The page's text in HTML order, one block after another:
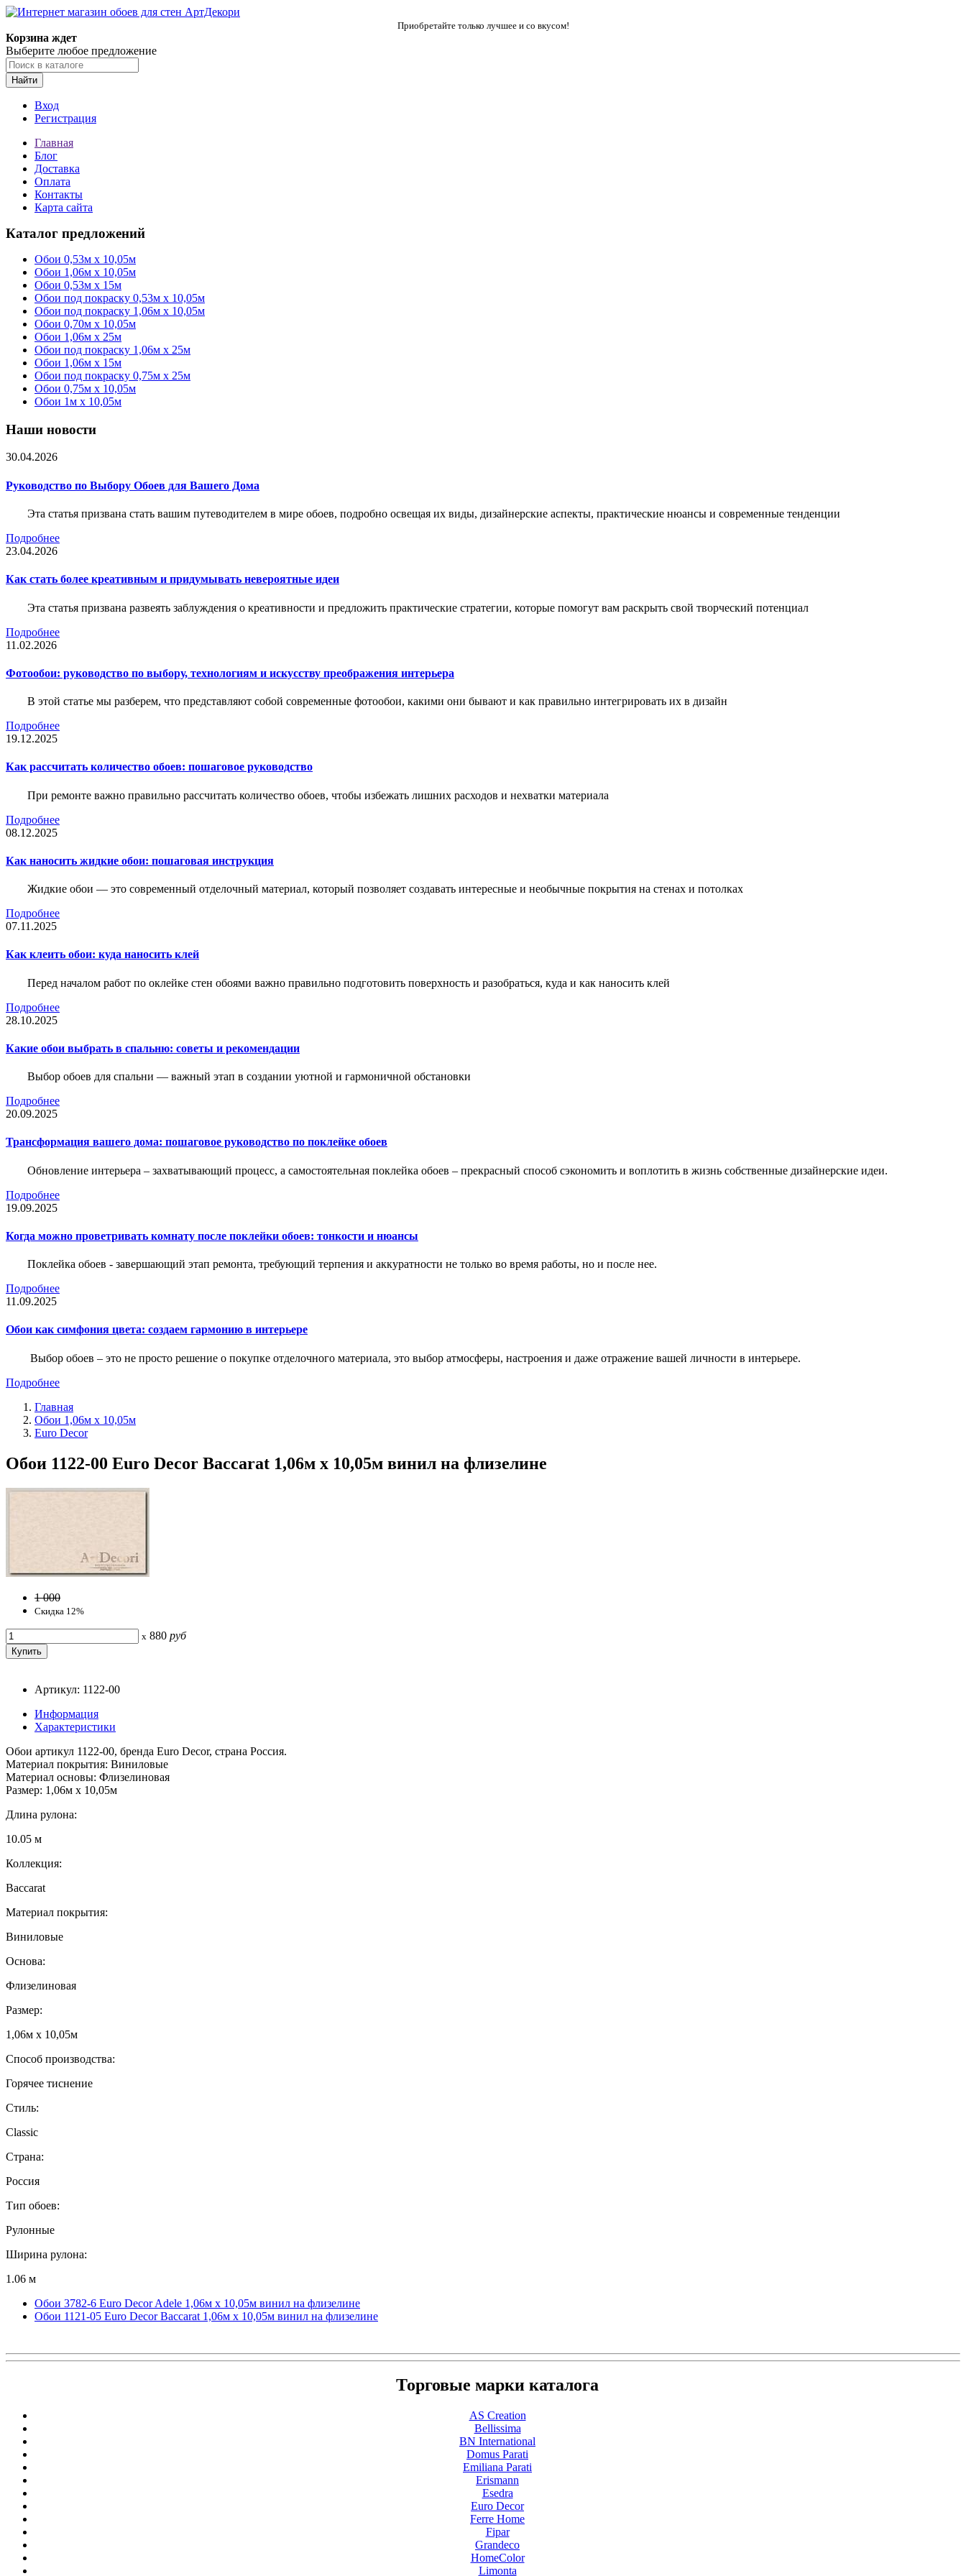
Приобретайте только лучшее и со вкусом!
Корзина ждет
Выберите любое предложение
Найти
Вход
Регистрация
Главная
Блог
Доставка
Оплата
Контакты
Карта сайта
Каталог предложений
Обои 0,53м x 10,05м
Обои 1,06м х 10,05м
Обои 0,53м x 15м
Обои под покраску 0,53м x 10,05м
Обои под покраску 1,06м х 10,05м
Обои 0,70м x 10,05м
Обои 1,06м x 25м
Обои под покраску 1,06м x 25м
Обои 1,06м x 15м
Обои под покраску 0,75м x 25м
Обои 0,75м x 10,05м
Обои 1м х 10,05м
Наши новости
30.04.2026
Руководство по Выбору Обоев для Вашего Дома
Эта статья призвана стать вашим путеводителем в мире обоев, подробно освещая их виды, дизайнерские аспекты, практические нюансы и современные тенденции
Подробнее
23.04.2026
Как стать более креативным и придумывать невероятные идеи
Эта статья призвана развеять заблуждения о креативности и предложить практические стратегии, которые помогут вам раскрыть свой творческий потенциал
Подробнее
11.02.2026
Фотообои: руководство по выбору, технологиям и искусству преображения интерьера
В этой статье мы разберем, что представляют собой современные фотообои, какими они бывают и как правильно интегрировать их в дизайн
Подробнее
19.12.2025
Как рассчитать количество обоев: пошаговое руководство
При ремонте важно правильно рассчитать количество обоев, чтобы избежать лишних расходов и нехватки материала
Подробнее
08.12.2025
Как наносить жидкие обои: пошаговая инструкция
Жидкие обои — это современный отделочный материал, который позволяет создавать интересные и необычные покрытия на стенах и потолках
Подробнее
07.11.2025
Как клеить обои: куда наносить клей
Перед началом работ по оклейке стен обоями важно правильно подготовить поверхность и разобраться, куда и как наносить клей
Подробнее
28.10.2025
Какие обои выбрать в спальню: советы и рекомендации
Выбор обоев для спальни — важный этап в создании уютной и гармоничной обстановки
Подробнее
20.09.2025
Трансформация вашего дома: пошаговое руководство по поклейке обоев
Обновление интерьера – захватывающий процесс, а самостоятельная поклейка обоев – прекрасный способ сэкономить и воплотить в жизнь собственные дизайнерские идеи.
Подробнее
19.09.2025
Когда можно проветривать комнату после поклейки обоев: тонкости и нюансы
Поклейка обоев - завершающий этап ремонта, требующий терпения и аккуратности не только во время работы, но и после нее.
Подробнее
11.09.2025
Обои как симфония цвета: создаем гармонию в интерьере
Выбор обоев – это не просто решение о покупке отделочного материала, это выбор атмосферы, настроения и даже отражение вашей личности в интерьере.
Подробнее
Главная
Обои 1,06м х 10,05м
Euro Decor
Обои 1122-00 Euro Decor Baccarat 1,06м х 10,05м винил на флизелине
1 000
Скидка 12%
x 880 руб
Артикул: 1122-00
Информация
Характеристики
Обои артикул 1122-00, бренда Euro Decor, страна Россия.
Материал покрытия: Виниловые
Материал основы: Флизелиновая
Размер: 1,06м х 10,05м
Длина рулона:
10.05 м
Коллекция:
Baccarat
Материал покрытия:
Виниловые
Основа:
Флизелиновая
Размер:
1,06м х 10,05м
Способ производства:
Горячее тиснение
Стиль:
Classic
Страна:
Россия
Тип обоев:
Рулонные
Ширина рулона:
1.06 м
Обои 3782-6 Euro Decor Adele 1,06м х 10,05м винил на флизелине
Обои 1121-05 Euro Decor Baccarat 1,06м х 10,05м винил на флизелине
Торговые марки каталога
AS Creation
Bellissima
BN International
Domus Parati
Emiliana Parati
Erismann
Esedra
Euro Decor
Ferre Home
Fipar
Grandeco
HomeColor
Limonta